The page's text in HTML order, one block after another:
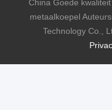
China Goede
metaalkoepel
Technology Co.,